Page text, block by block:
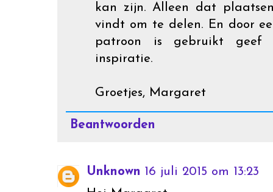
kan zijn. Alleen dat
vindt om te delen. En door
patroon is gebruikt geef
inspiratie.
Groetjes, Margaret
Beantwoorden
Unknown 16 juli 2015 om 13:23